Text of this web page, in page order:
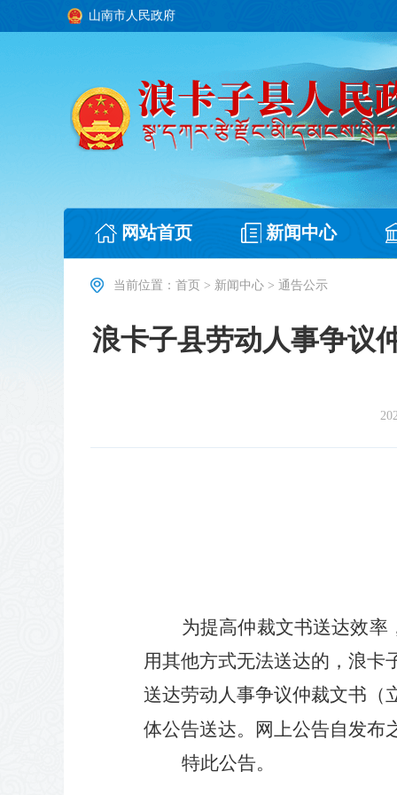
山南市人民政府
网站首页 新闻中心
当前位置： 首页 > 新闻中心 > 通告公示
浪卡子县劳动人事争议
为提高仲裁文书送达效率
用其他方式无法送达的，浪卡
送达劳动人事争议仲裁文书（
体公告送达。网上公告自发布
特此公告。